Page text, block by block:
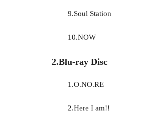
9.Soul Station
10.NOW
2.Blu-ray Disc
1.O.NO.RE
2.Here I am!!